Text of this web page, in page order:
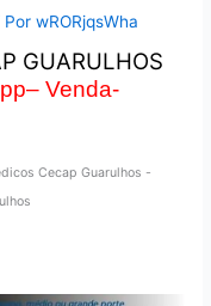
PorwRORjqsWha
GUARULHOS
– Venda-
Cecap Guarulhos -